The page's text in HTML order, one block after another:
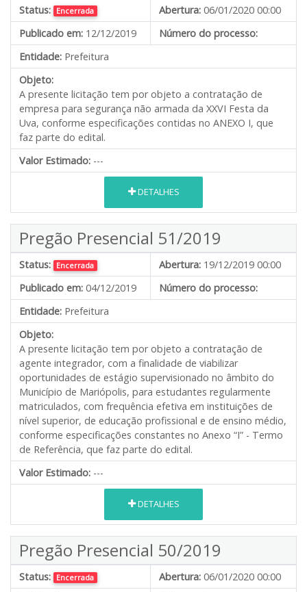
Status: Encerrada Abertura: 06/01/2020 00:00
Publicado em: 12/12/2019
Número do processo:
Entidade: Prefeitura
Objeto:
A presente licitação tem por objeto a contratação de
empresa para segurança não armada da XXVI Festa da
Uva, conforme especificações contidas no ANEXO I, que
faz parte do edital.
Valor Estimado: ---
DETALHES
Pregão Presencial 51/2019
Status: Encerrada Abertura: 19/12/2019 00:00
Publicado em: 04/12/2019
Número do processo:
Entidade: Prefeitura
Objeto:
A presente licitação tem por objeto a contratação de
agente integrador, com a finalidade de viabilizar
oportunidades de estágio supervisionado no âmbito do
Município de Mariópolis, para estudantes regularmente
matriculados, com frequência efetiva em instituições de
nível superior, de educação profissional e de ensino médio,
conforme especificações constantes no Anexo “I” - Termo
de Referência, que faz parte do edital.
Valor Estimado: ---
DETALHES
Pregão Presencial 50/2019
Status: Encerrada Abertura: 06/01/2020 00:00